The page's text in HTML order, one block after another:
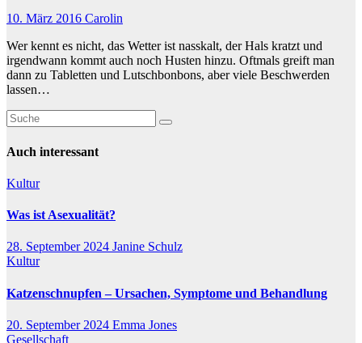
10. März 2016 Carolin
Wer kennt es nicht, das Wetter ist nasskalt, der Hals kratzt und
irgendwann kommt auch noch Husten hinzu. Oftmals greift man
dann zu Tabletten und Lutschbonbons, aber viele Beschwerden
lassen…
Auch interessant
Kultur
Was ist Asexualität?
28. September 2024 Janine Schulz
Kultur
Katzenschnupfen – Ursachen, Symptome und Behandlung
20. September 2024 Emma Jones
Gesellschaft